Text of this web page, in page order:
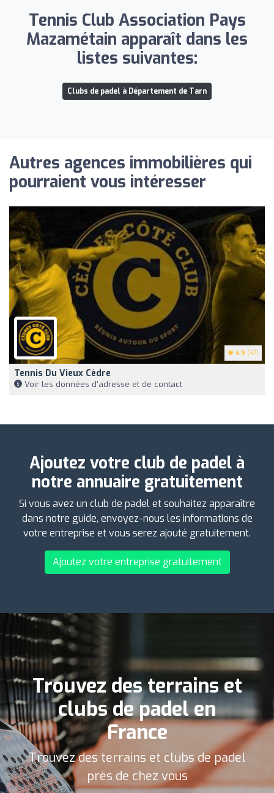
Tennis Club Association Pays
Mazamétain apparaît dans les
listes suivantes:
Clubs de padel à Département de Tarn
Autres agences immobilières qui
pourraient vous intéresser
4.9 (47)
Tennis Du Vieux Cèdre
Voir les données d'adresse et de contact
Ajoutez votre club de padel à
notre annuaire gratuitement
Si vous avez un club de padel et souhaitez apparaître
dans notre guide, envoyez-nous les informations de
votre entreprise et vous serez ajouté gratuitement.
Ajoutez votre entreprise gratuitement
Trouvez des terrains et
clubs de padel en
France
Trouvez des terrains et clubs de padel
près de chez vous